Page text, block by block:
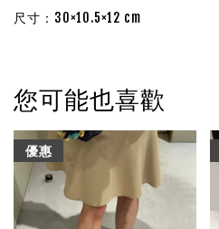
尺寸：30×10.5×12 cm
您可能也喜歡
優惠